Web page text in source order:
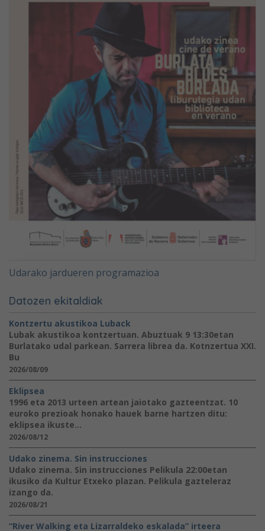
Udarako jardueren programazioa
Datozen ekitaldiak
Kontzertu akustikoa Luback
Lubak akustikoa kontzertuan. Abuztuak 9 13:30etan
Burlatako udal parkean. Sarrera librea da. Kotnzertua XXI.
Bu
2026/08/09
Eklipsea
1996 eta 2013 urteen artean jaiotako gazteentzat. 10
euroko prezioak honako hauek barne hartzen ditu:
eklipsea ikuste...
2026/08/12
Udako zinema. Sin instrucciones
Udako zinema. Sin instrucciones Pelikula 22:00etan
ikusiko da Kultur Etxeko plazan. Pelikula gazteleraz
izango da.
2026/08/21
“River Walking eta Lizarraldeko eskalada” irteera